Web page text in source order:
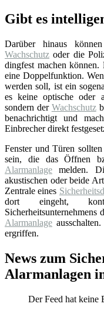
Gibt es
Darüber hinaus
Wachschutz oder die
dingfest machen
eine Doppelfunktion.
werden soll, ist ein
es keine optische oder
sondern der Wachschutz
benachrichtigt und
Einbrecher direkt
Fenster und Türen
sein, die das Öffnen
Alarmanlage melden.
akustischen oder beide
Zentrale eines
dort eingeht,
Sicherheitsunternehmens
Alarmanlage
ergriffen.
News zum
Alarmanlagen
Der Feed hat keine